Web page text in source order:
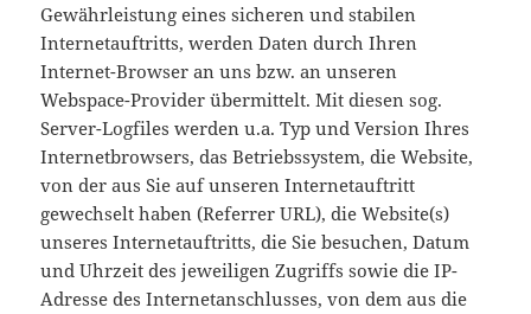
Gewährleistung eines sicheren und stabilen
Internetauftritts, werden Daten durch Ihren
Internet-Browser an uns bzw. an unseren
Webspace-Provider übermittelt. Mit diesen sog.
Server-Logfiles werden u.a. Typ und Version Ihres
Internetbrowsers, das Betriebssystem, die Website,
von der aus Sie auf unseren Internetauftritt
gewechselt haben (Referrer URL), die Website(s)
unseres Internetauftritts, die Sie besuchen, Datum
und Uhrzeit des jeweiligen Zugriffs sowie die IP-
Adresse des Internetanschlusses, von dem aus die